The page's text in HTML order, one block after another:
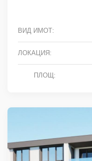
ВИД ИМОТ:
ЛОКАЦИЯ:
ПЛОЩ: